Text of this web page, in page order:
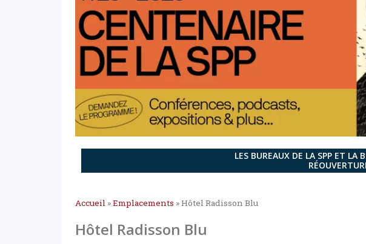
LES BUREAUX DE LA SPP ET LA
Accueil »Emplacements »Hôtel Radisson Blu
Hôtel Radisson Blu